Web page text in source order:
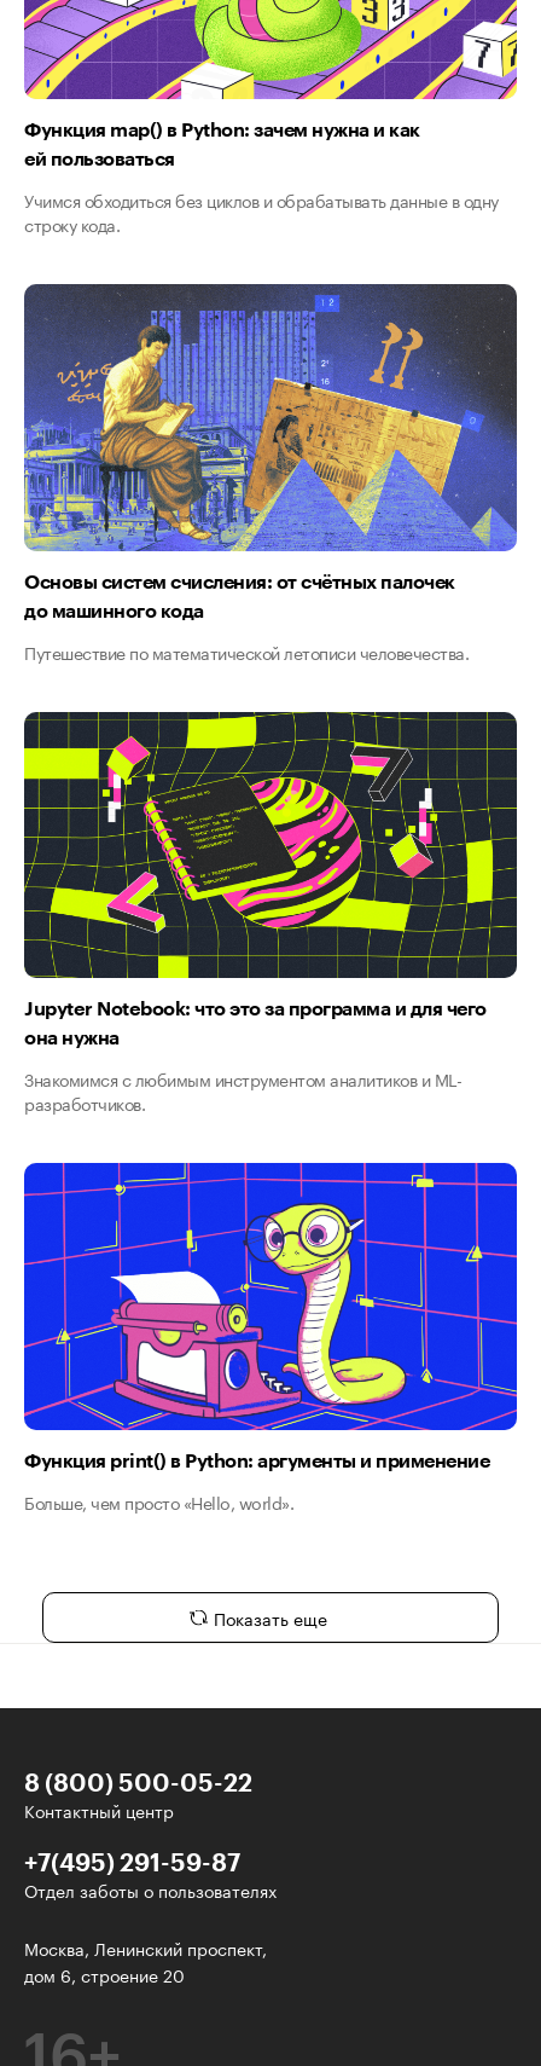
Функция map() в Python: зачем нужна и как
ей пользоваться
Учимся обходиться без циклов и обрабатывать данные в одну
строку кода.
Основы систем счисления: от счётных палочек
до машинного кода
Путешествие по математической летописи человечества.
Jupyter Notebook: что это за программа и для чего
она нужна
Знакомимся с любимым инструментом аналитиков и ML-
разработчиков.
Функция print() в Python: аргументы и применение
Больше, чем просто «Hello, world».
Показать еще
8 (800) 500-05-22
Контактный центр
+7(495) 291-59-87
Отдел заботы о пользователях
Москва, Ленинский проспект,
дом 6, строение 20
У нас есть классные рассылки!
Электронная почта